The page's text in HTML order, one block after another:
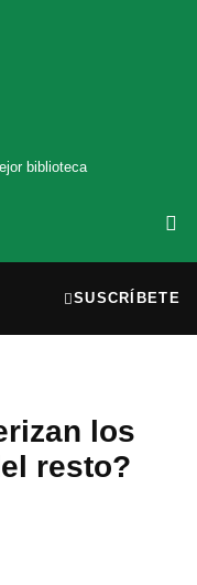
biblioteca
SUSCRÍBETE
los
resto?